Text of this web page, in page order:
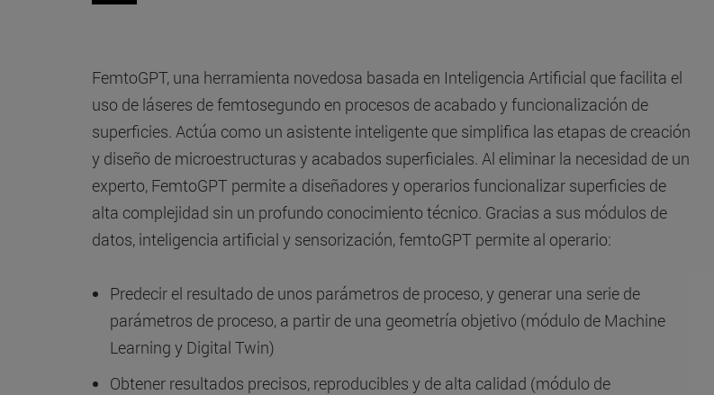
FemtoGPT, una herramienta novedosa basada en Inteligencia Artificial que facilita el
uso de láseres de femtosegundo en procesos de acabado y funcionalización de
superficies. Actúa como un asistente inteligente que simplifica las etapas de creación
y diseño de microestructuras y acabados superficiales. Al eliminar la necesidad de un
experto, FemtoGPT permite a diseñadores y operarios funcionalizar superficies de
alta complejidad sin un profundo conocimiento técnico. Gracias a sus módulos de
datos, inteligencia artificial y sensorización, femtoGPT permite al operario:
Predecir el resultado de unos parámetros de proceso, y generar una serie de
parámetros de proceso, a partir de una geometría objetivo (módulo de Machine
Learning y Digital Twin)
Obtener resultados precisos, reproducibles y de alta calidad (módulo de